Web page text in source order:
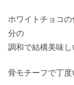
ホワイトチョコ
分の
調和で結構美味
骨モチーフで丁